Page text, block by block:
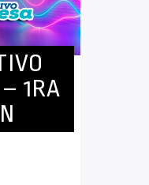
1RA